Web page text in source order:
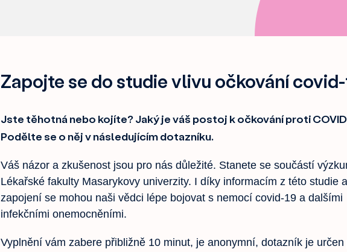
Zapojte se do studie vlivu očkování covid-
Jste těhotná nebo kojíte? Jaký je váš postoj k očkování proti
Podělte se o něj v následujícím dotazníku.
Váš názor a zkušenost jsou pro nás důležité. Stanete se součástí
Lékařské fakulty Masarykovy univerzity. I díky informacím z této studie
zapojení se mohou naši vědci lépe bojovat s nemocí covid-19 a dalšími
infekčními onemocněními.
Vyplnění vám zabere přibližně 10 minut, je anonymní, dotazník je určen